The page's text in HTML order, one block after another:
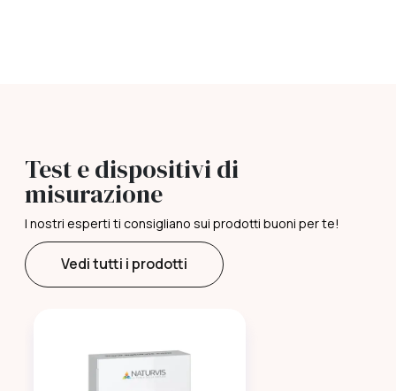
Test e dispositivi di
misurazione
I nostri esperti ti consigliano sui prodotti buoni per te!
Vedi tutti i prodotti